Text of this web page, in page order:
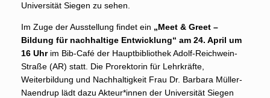
Universität Siegen zu sehen.
Im Zuge der Ausstellung findet ein „Meet & Greet –
Bildung für nachhaltige Entwicklung“ am 24. April um
16 Uhrim Bib-Café der Hauptbibliothek Adolf-Reichwein-
Straße (AR) statt. Die Prorektorin für Lehrkräfte,
Weiterbildung und Nachhaltigkeit Frau Dr. Barbara Müller-
Naendrup lädt dazu Akteur*innen der Universität Siegen